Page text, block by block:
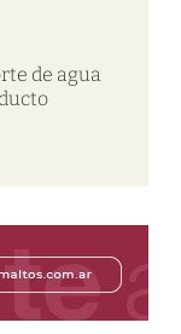
de agua